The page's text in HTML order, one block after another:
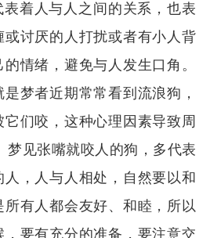
着人与人之间的关系，也表
讨厌的人打扰或者有小人背
情绪，避免与人发生口角。
梦者近期常常看到流浪狗，
们咬，这种心理因素导致周
梦见张嘴就咬人的狗，多代表
，人与人相处，自然要以和
有人都会友好、和睦，所以
要有充分的准备，要注意交